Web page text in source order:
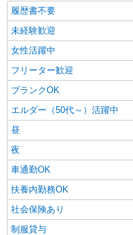
マミーマート鮮魚加工センター
鮮魚パッ
＜パ
フト[3]は時給
時給100
埼玉
車・バイ
キープ
正社員
くらづくり本舗 第三工場
キャリ
月給
談 ※試用
■くら
履歴書不要
未経験歓迎
女性活躍中
フリーター歓迎
ブランクOK
エルダー（50代～）活躍中
昼
夜
車通勤OK
扶養内勤務OK
社会保険あり
制服貸与